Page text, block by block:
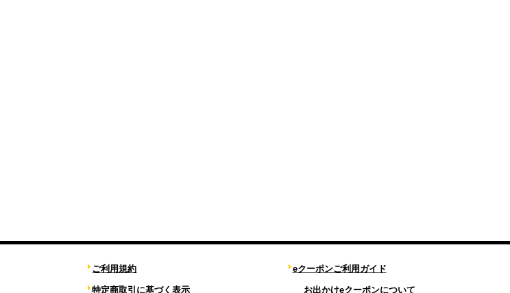
ご利用規約
特定商取引に基づく表示
eクーポンご利用ガイド
お出かけeクーポンについて